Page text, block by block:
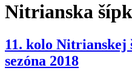
Nitrianska
11. kolo Nitrianskej
sezóna 2018